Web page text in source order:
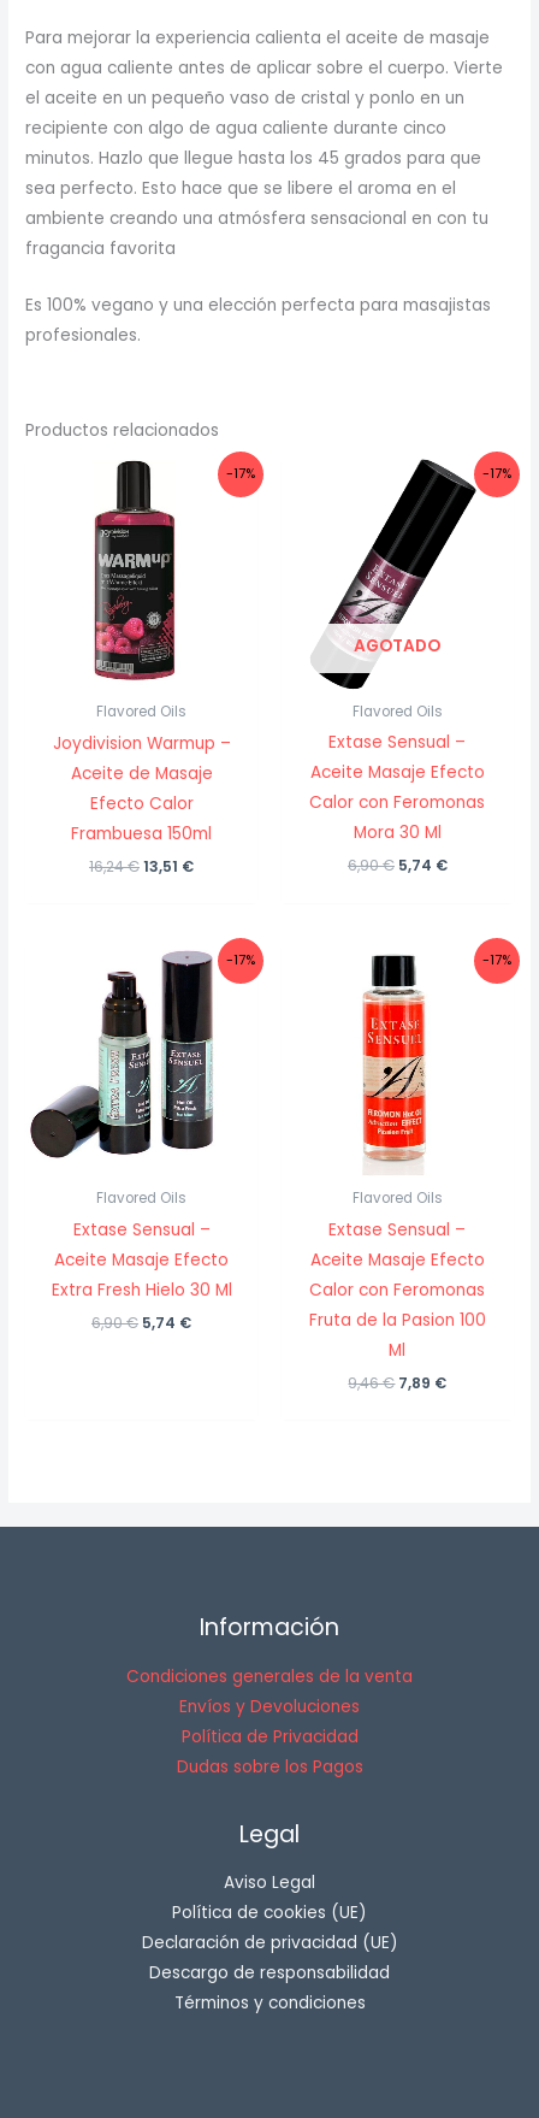
Para mejorar la experiencia calienta el aceite de masaje
con agua caliente antes de aplicar sobre el cuerpo. Vierte
el aceite en un pequeño vaso de cristal y ponlo en un
recipiente con algo de agua caliente durante cinco
minutos. Hazlo que llegue hasta los 45 grados para que
sea perfecto. Esto hace que se libere el aroma en el
ambiente creando una atmósfera sensacional en con tu
fragancia favorita
Es 100% vegano y una elección perfecta para masajistas
profesionales.
Productos relacionados
-17%
Flavored Oils
Joydivision Warmup –
Aceite de Masaje
Efecto Calor
Frambuesa 150ml
16,24€El
13,51 €El
13,51 €.
-17%
AGOTADO
Flavored Oils
Extase Sensual –
Aceite Masaje Efecto
Calor con Feromonas
Mora 30 Ml
6,90€ El
5,74 €El
5,74 €.
-17%
Flavored Oils
Extase Sensual –
Aceite Masaje Efecto
Extra Fresh Hielo 30 Ml
6,90€ El
5,74 €El
-17%
Flavored Oils
Extase Sensual –
Aceite Masaje Efecto
Calor con Feromonas
Fruta de la Pasion 100
Ml
9,46€ El
7,89 €El
Información
Condiciones generales de la venta
Envíos y Devoluciones
Política de Privacidad
Dudas sobre los Pagos
Legal
Aviso Legal
Política de cookies (UE)
Declaración de privacidad (UE)
Descargo de responsabilidad
Términos y condiciones